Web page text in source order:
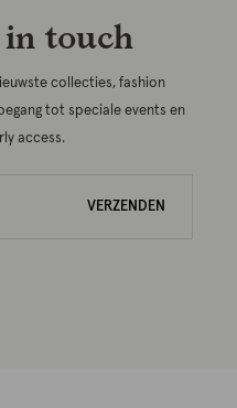
in touch
collecties, fashion
tot speciale events en
access.
VERZENDEN